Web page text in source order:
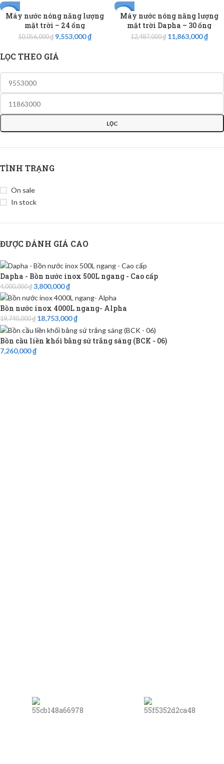
LỌC THEO GIÁ
LỌC
TÌNH TRẠNG
On sale
In stock
ĐƯỢC ĐÁNH GIÁ CAO
Dapha - Bồn nước inox 500L ngang - Cao cấp
4,000,000₫ 3,800,000₫
Bồn nước inox 4000L ngang- Alpha
19,740,000₫ 18,753,000₫
Bồn cầu liền khối bằng sứ trắng sáng (BCK - 06)
7,260,000₫
-5%
Máy nước nóng năng lượng
mặt trời – 24 ống
10,056,000₫ 9,553,000₫
-5%
Máy nước nóng năng lượng
mặt trời Dapha – 30 ống
12,487,000₫ 11,863,000₫